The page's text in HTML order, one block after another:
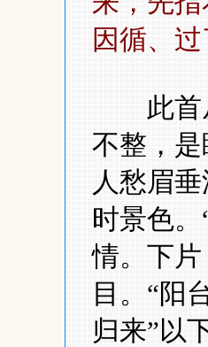
因循、
此首从
不整，
人愁眉
时景色。
情。下
目。 “阳
归来”以